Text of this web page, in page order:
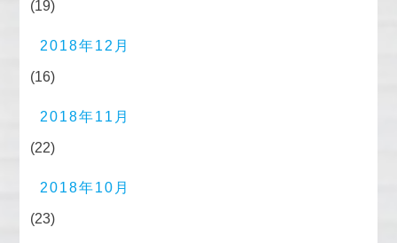
(19)
2018年12月
(16)
2018年11月
(22)
2018年10月
(23)